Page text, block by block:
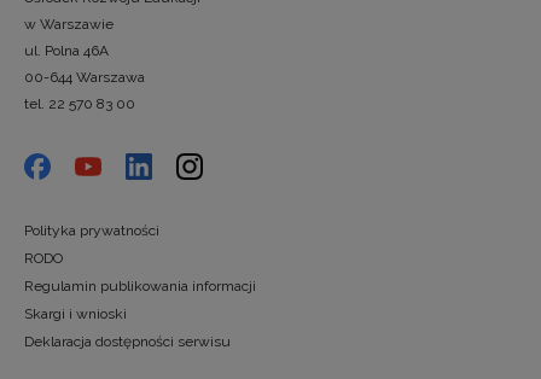
w Warszawie
ul. Polna 46A
00-644 Warszawa
tel. 22 570 83 00
Polityka prywatności
RODO
Regulamin publikowania informacji
Skargi i wnioski
Deklaracja dostępności serwisu